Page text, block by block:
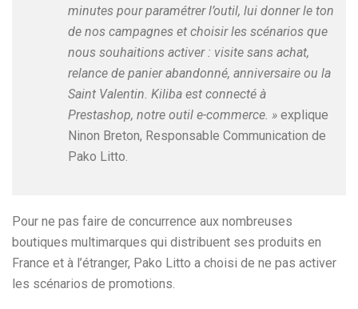
minutes pour paramétrer l’outil, lui donner le ton
de nos campagnes et choisir les scénarios que
nous souhaitions activer : visite sans achat,
relance de panier abandonné, anniversaire ou la
Saint Valentin. Kiliba est connecté à
Prestashop, notre outil e-commerce. » explique
Ninon Breton, Responsable Communication de
Pako Litto.
Pour ne pas faire de concurrence aux nombreuses
boutiques multimarques qui distribuent ses produits en
France et à l’étranger, Pako Litto a choisi de ne pas activer
les scénarios de promotions.